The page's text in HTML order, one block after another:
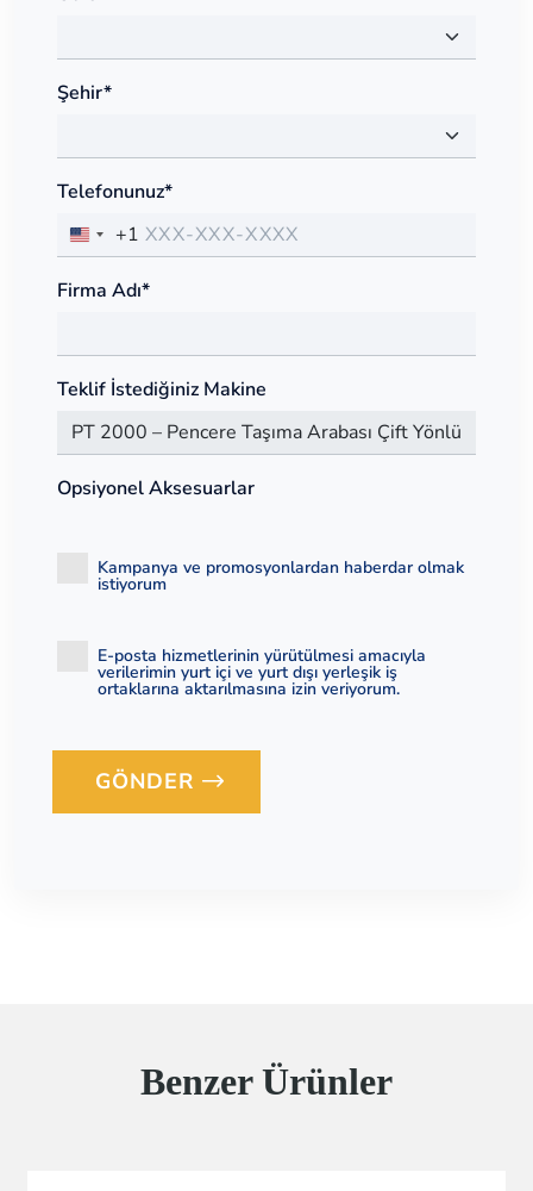
Şehir*
Telefonunuz*
+1
Firma Adı*
Teklif İstediğiniz Makine
Opsiyonel Aksesuarlar
Kampanya ve promosyonlardan haberdar olmak
istiyorum
E-posta hizmetlerinin yürütülmesi amacıyla
verilerimin yurt içi ve yurt dışı yerleşik iş
ortaklarına aktarılmasına izin veriyorum.
Loading...
GÖNDER
Benzer Ürünler